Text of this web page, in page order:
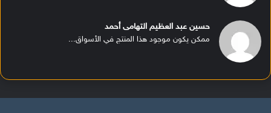
حسين عبد العظيم التهامى أحمد
ممكن يكون موجود هذا المنتج في الأسواق...